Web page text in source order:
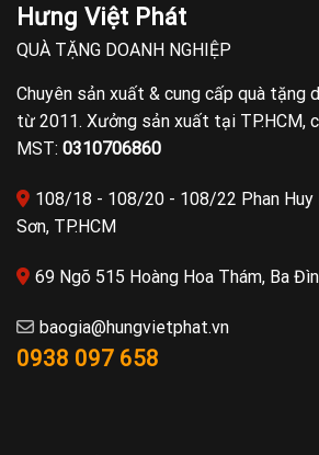
Hưng Việt Phát
QUÀ TẶNG DOANH NGHIỆP
Chuyên sản xuất & cung cấp quà tặng
từ 2011. Xưởng sản xuất tại TP.HCM,
MST: 0310706860
108/18 - 108/20 - 108/22 Phan Huy
Sơn, TP.HCM
69 Ngõ 515 Hoàng Hoa Thám, Ba
baogia@hungvietphat.vn
0938 097 658